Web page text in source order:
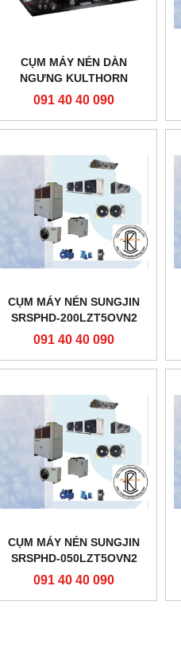
CỤM MÁY NÉN DÀN
NGƯNG KULTHORN
CAW2464ZB (1.62HP) -
091 40 40 090
CỤM MÁY NÉN SUNGJIN
SRSPHD-200LZT5OVN2
091 40 40 090
CỤM MÁY NÉN SUNGJIN
SRSPHD-050LZT5OVN2
091 40 40 090